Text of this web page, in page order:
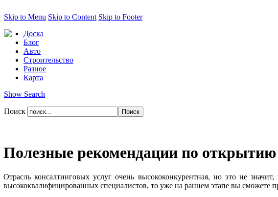
Skip to Menu Skip to Content Skip to Footer
Доска
Блог
Авто
Строительство
Разное
Карта
Show Search
Поиск
Полезные рекомендации по
Отрасль консалтинговых услуг очень высококонкурентная, но это не
высококвалифицированных специалистов, то уже на раннем этапе вы сможете